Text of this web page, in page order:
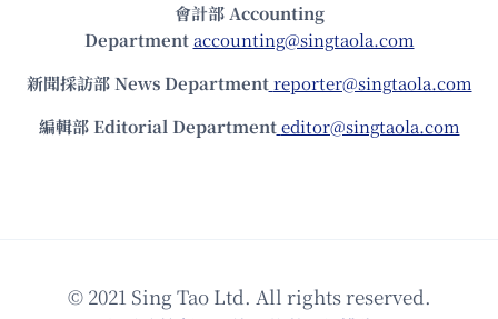
會計部 Accounting
Department accounting@singtaola.com
新聞採訪部 News Department reporter@singtaola.com
編輯部 Editorial Department editor@singtaola.com
© 2021 Sing Tao Ltd. All rights reserved.